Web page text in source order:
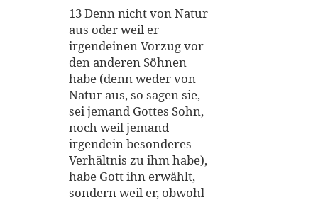
13 Denn nicht von Natur
aus oder weil er
irgendeinen Vorzug vor
den anderen Söhnen
habe (denn weder von
Natur aus, so sagen sie,
sei jemand Gottes Sohn,
noch weil jemand
irgendein besonderes
Verhältnis zu ihm habe),
habe Gott ihn erwählt,
sondern weil er, obwohl